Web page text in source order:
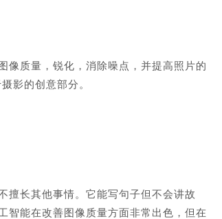
像质量，锐化，消除噪点，并提高照片的
影的创意部分。
擅长其他事情。它能写句子但不会讲故
智能在改善图像质量方面非常出色，但在